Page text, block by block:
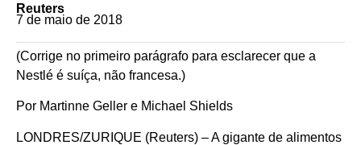
Reuters
7 de maio de 2018
(Corrige no primeiro parágrafo para esclarecer que a
Nestlé é suíça, não francesa.)
Por Martinne Geller e Michael Shields
LONDRES/ZURIQUE (Reuters) – A gigante de alimentos